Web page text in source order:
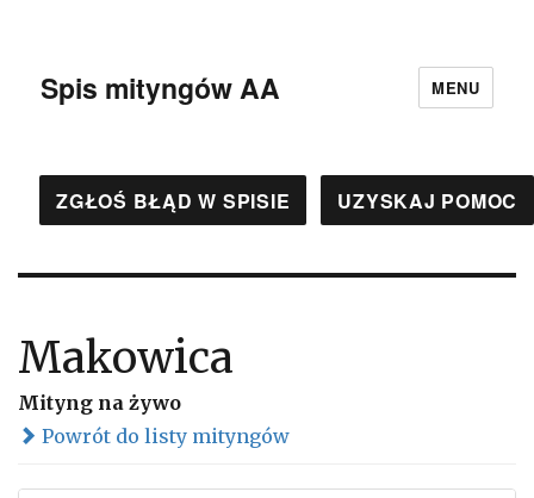
Spis mityngów AA MENU
ZGŁOŚ BŁĄD W SPISIE UZYSKAJ POMOC
Makowica
Mityng na żywo
Powrót do listy mityngów